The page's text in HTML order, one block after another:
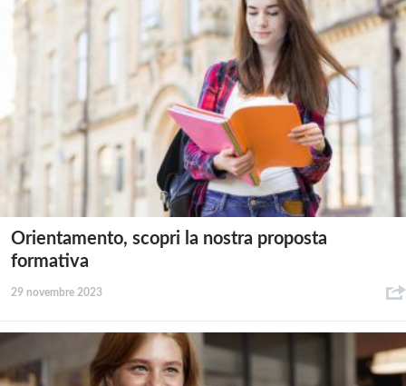
Orientamento, scopri la nostra proposta
formativa
29 novembre 2023